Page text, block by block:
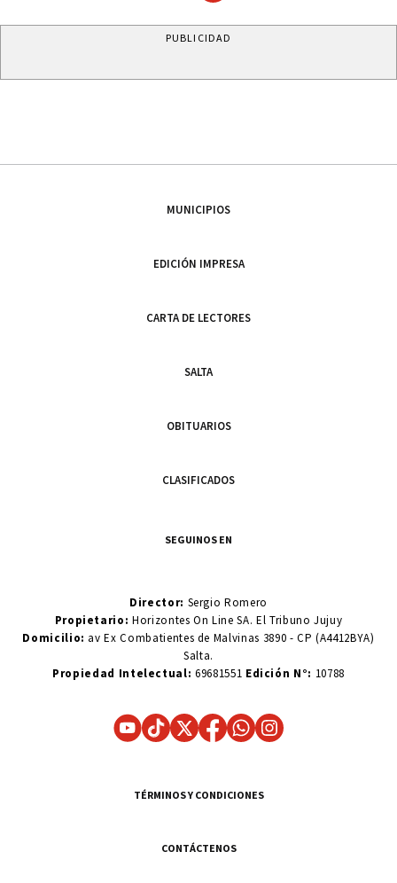
PUBLICIDAD
MUNICIPIOS
EDICIÓN IMPRESA
CARTA DE LECTORES
SALTA
OBITUARIOS
CLASIFICADOS
SEGUINOS EN
Director: Sergio Romero
Propietario:Horizontes On Line SA. El Tribuno Jujuy
Domicilio: av Ex Combatientes de Malvinas 3890 - CP (A4412BYA)
Salta.
Propiedad Intelectual: 69681551 Edición N°: 10788
TÉRMINOS Y CONDICIONES
CONTÁCTENOS